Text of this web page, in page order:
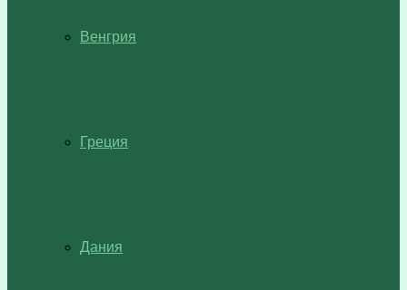
Венгрия
Греция
Дания